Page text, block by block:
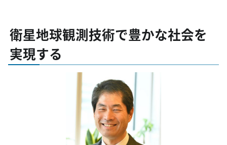
衛星地球観測技術で豊かな社会を
実現する